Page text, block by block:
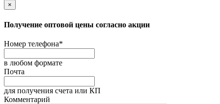
×
Получение оптовой цены согласно акции
Номер телефона*
в любом формате
Почта
для получения счета или КП
Комментарий